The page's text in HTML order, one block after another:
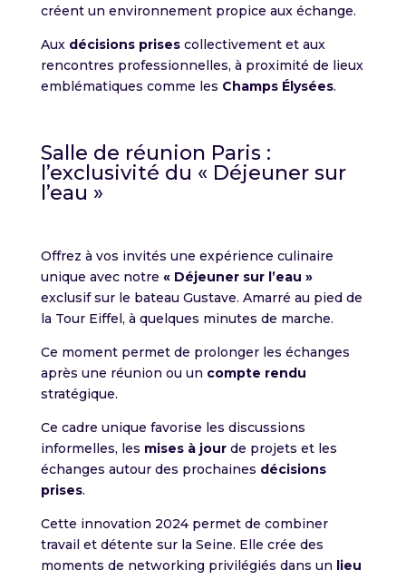
créent un environnement propice aux échange.
Aux décisions prisescollectivement et aux
rencontres professionnelles, à proximité de lieux
emblématiques comme les Champs Élysées.
Salle de réunion Paris :
l’exclusivité du « Déjeuner sur
l’eau »
Offrez à vos invités une expérience culinaire
unique avec notre « Déjeuner sur l’eau »
exclusif sur le bateau Gustave. Amarré au pied de
la Tour Eiffel, à quelques minutes de marche.
Ce moment permet de prolonger les échanges
après une réunion ou un compte rendu
stratégique.
Ce cadre unique favorise les discussions
informelles, les mises à jourde projets et les
échanges autour des prochaines décisions
prises.
Cette innovation 2024 permet de combiner
travail et détente sur la Seine. Elle crée des
moments de networking privilégiés dans un lieu